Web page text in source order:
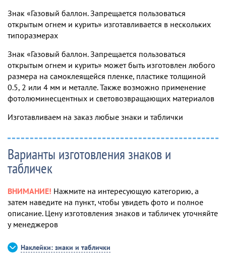
Знак «Газовый баллон. Запрещается пользоваться
открытым огнем и курить» изготавливается в нескольких
типоразмерах
Знак «Газовый баллон. Запрещается пользоваться
открытым огнем и курить» может быть изготовлен любого
размера на самоклеящейся пленке, пластике толщиной
0.5, 2 или 4 мм и металле. Также возможно применение
фотолюминесцентных и световозвращающих материалов
Изготавливаем на заказ любые знаки и таблички
Варианты изготовления знаков и
табличек
ВНИМАНИЕ! Нажмите на интересующую категорию, а
затем наведите на пункт, чтобы увидеть фото и полное
описание. Цену изготовления знаков и табличек уточняйте
у менеджеров
Наклейки: знаки и таблички